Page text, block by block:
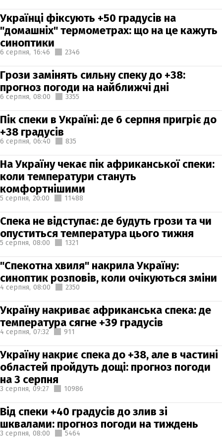
Українці фіксують +50 градусів на
"домашніх" термометрах: що на це кажуть
синоптики
6 серпня, 16:46 2346
Грози замінять сильну спеку до +38:
прогноз погоди на найближчі дні
6 серпня, 08:00 3355
Пік спеки в Україні: де 6 серпня пригріє до
+38 градусів
6 серпня, 06:40 835
На Україну чекає пік африканської спеки:
коли температури стануть
комфортнішими
5 серпня, 20:00 11488
Спека не відступає: де будуть грози та чи
опуститься температура цього тижня
5 серпня, 08:00 1321
"Спекотна хвиля" накрила Україну:
синоптик розповів, коли очікуються зміни
4 серпня, 08:00 2350
Україну накриває африканська спека: де
температура сягне +39 градусів
4 серпня, 07:32 911
Україну накриє спека до +38, але в частині
областей пройдуть дощі: прогноз погоди
на 3 серпня
3 серпня, 09:27 10986
Від спеки +40 градусів до злив зі
шквалами: прогноз погоди на тиждень
3 серпня, 08:00 5464